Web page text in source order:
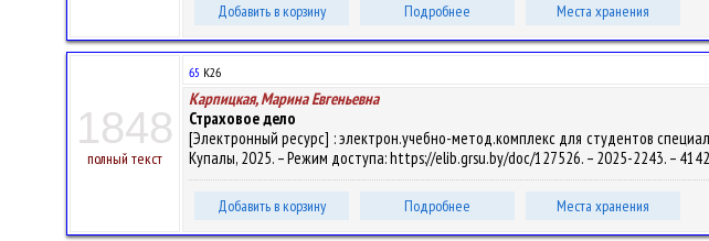
Добавить в корзину Подробнее Места хранения
1848
полный текст
65 К26
Карпицкая, Марина Евгеньевна
Страховое дело
[Электронный ресурс] : электрон.учебно-метод.комплекс для студентов
Купалы, 2025. – Режим доступа: https://elib.grsu.by/doc/127526. – 2025-2243. –
Добавить в корзину Подробнее Места хранения